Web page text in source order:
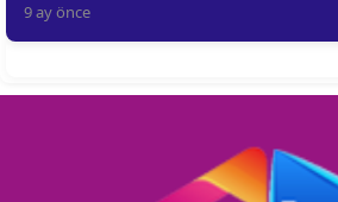
9 ay önce